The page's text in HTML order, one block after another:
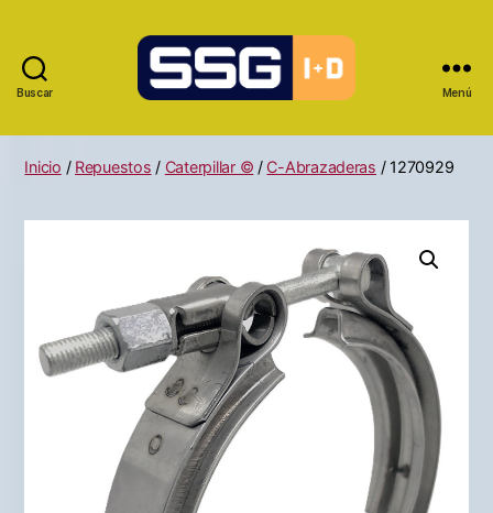
Buscar Menú
Inicio / Repuestos / Caterpillar © / C-Abrazaderas / 1270929